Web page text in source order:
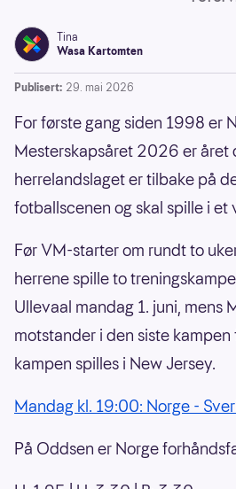
Tina
Wasa Kartomten
Publisert: 29. mai 2026
For første gang siden 1998 er
Mesterskapsåret 2026 er året
herrelandslaget er tilbake på
fotballscenen og skal spille i et
Før VM-starter om rundt to
herrene spille to
Ullevaal mandag 1. juni, mens
motstander i den siste
kampen spilles i New Jersey.
Mandag kl. 19:00: Norge -
På Oddsen er Norge